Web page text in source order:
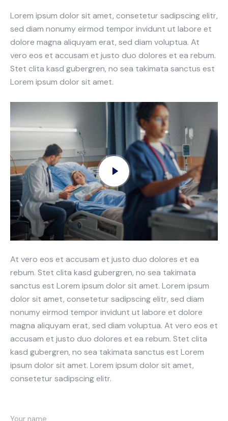
Lorem ipsum dolor sit amet, consetetur sadipscing elitr,
sed diam nonumy eirmod tempor invidunt ut labore et
dolore magna aliquyam erat, sed diam voluptua. At
vero eos et accusam et justo duo dolores et ea rebum.
Stet clita kasd gubergren, no sea takimata sanctus est
Lorem ipsum dolor sit amet.
At vero eos et accusam et justo duo dolores et ea
rebum. Stet clita kasd gubergren, no sea takimata
sanctus est Lorem ipsum dolor sit amet. Lorem ipsum
dolor sit amet, consetetur sadipscing elitr, sed diam
nonumy eirmod tempor invidunt ut labore et dolore
magna aliquyam erat, sed diam voluptua. At vero eos et
accusam et justo duo dolores et ea rebum. Stet clita
kasd gubergren, no sea takimata sanctus est Lorem
ipsum dolor sit amet. Lorem ipsum dolor sit amet,
consetetur sadipscing elitr.